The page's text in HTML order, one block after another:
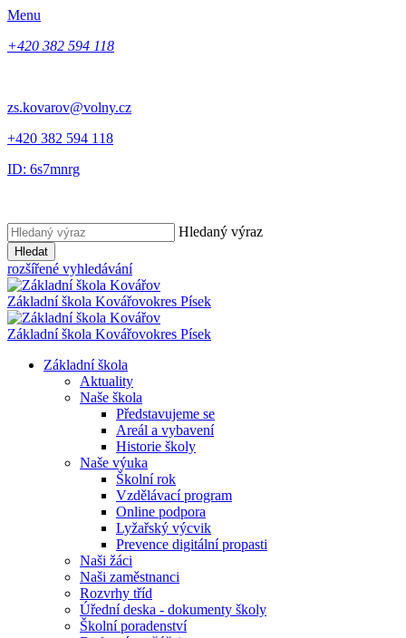
Menu
+420 382 594 118
zs.kovarov@volny.cz
+420 382 594 118
ID: 6s7mnrg
Hledaný výraz
Hledat
rozšířené vyhledávání
Základní škola Kovářovokres Písek
Základní škola Kovářovokres Písek
Základní škola
Aktuality
Naše škola
Představujeme se
Areál a vybavení
Historie školy
Naše výuka
Školní rok
Vzdělávací program
Online podpora
Lyžařský výcvik
Prevence digitální propasti
Naši žáci
Naši zaměstnanci
Rozvrhy tříd
Úřední deska - dokumenty školy
Školní poradenství